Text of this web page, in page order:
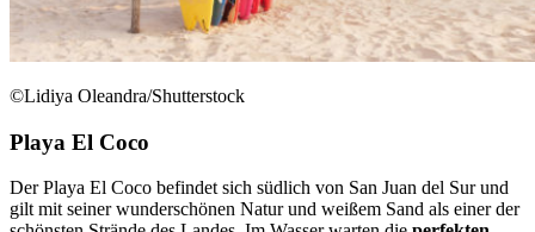
©Lidiya Oleandra/Shutterstock
Playa El Coco
Der Playa El Coco befindet sich südlich von San Juan del Sur und
gilt mit seiner wunderschönen Natur und weißem Sand als einer der